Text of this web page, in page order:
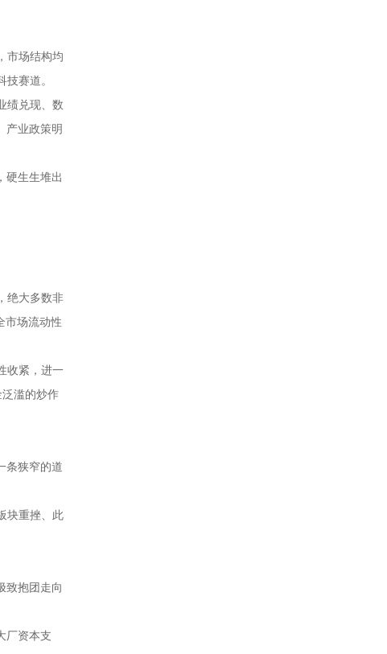
市场结构均
赛道。
绩兑现、数
产业政策明
硬生生堆出
绝大多数非
市场流动性
收紧，进一
滥的炒作
条狭窄的道
块重挫、此
致抱团走向
厂资本支